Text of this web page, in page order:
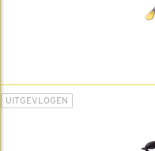
UITGEVLOGEN